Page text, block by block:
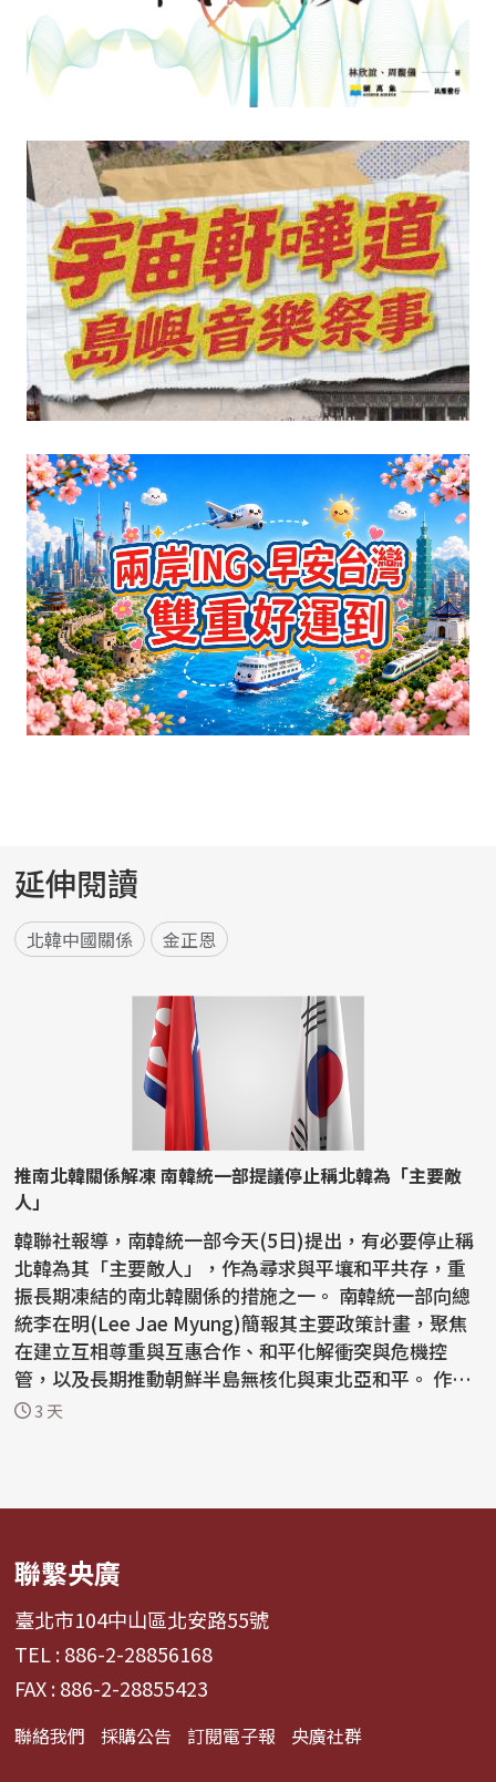
延伸閱讀
北韓中國關係 金正恩
推南北韓關係解凍 南韓統一部提議停止稱北韓為「主要敵
人」
韓聯社報導，南韓統一部今天(5日)提出，有必要停止稱
北韓為其「主要敵人」，作為尋求與平壤和平共存，重
振長期凍結的南北韓關係的措施之一。 南韓統一部向總
統李在明(Lee Jae Myung)簡報其主要政策計畫，聚焦
在建立互相尊重與互惠合作、和平化解衝突與危機控
管，以及長期推動朝鮮半島無核化與東北亞和平。 作為
這項...
3 天
聯繫央廣
臺北市104中山區北安路55號
TEL : 886-2-28856168
FAX : 886-2-28855423
聯絡我們 採購公告 訂閱電子報 央廣社群